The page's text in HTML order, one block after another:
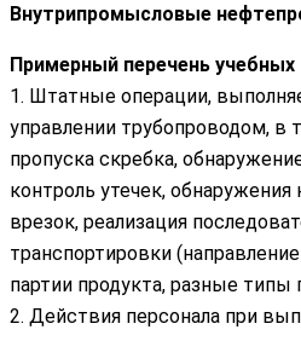
Внутрипромысловые
Примерный перечень учебных
1. Штатные операции,
управлении трубопроводом, в
пропуска скребка,
контроль утечек,
врезок, реализация
транспортировки
партии продукта, разные типы
2. Действия персонала при